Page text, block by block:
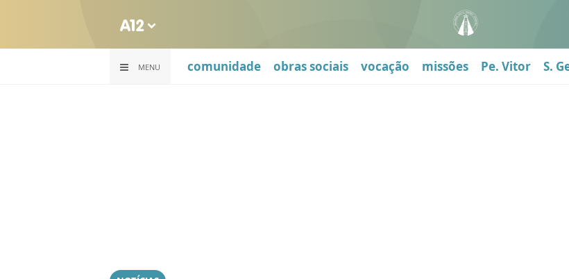
MENU comunidade obras sociais vocação missões Pe. Vitor S.